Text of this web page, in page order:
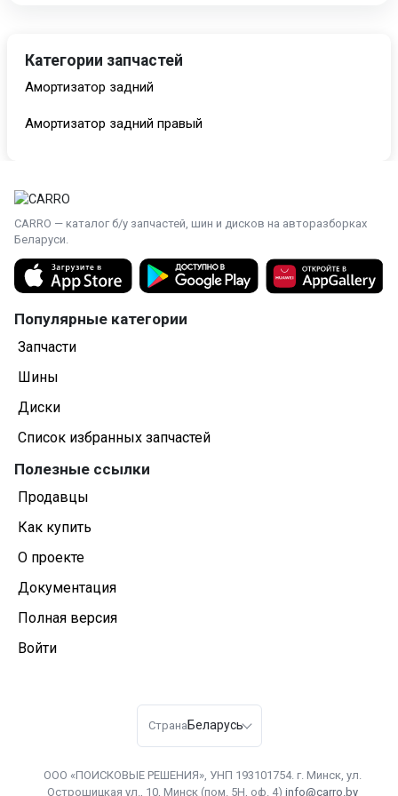
Категории запчастей
Амортизатор задний
Амортизатор задний правый
CARRO — каталог б/у запчастей, шин и дисков на авторазборках
Беларуси.
Популярные категории
Запчасти
Шины
Диски
Список избранных запчастей
Полезные ссылки
Продавцы
Как купить
О проекте
Документация
Полная версия
Войти
Страна Беларусь
ООО «ПОИСКОВЫЕ РЕШЕНИЯ», УНП 193101754. г. Минск, ул.
Острошицкая ул., 10, Минск (пом. 5Н, оф. 4) info@carro.by